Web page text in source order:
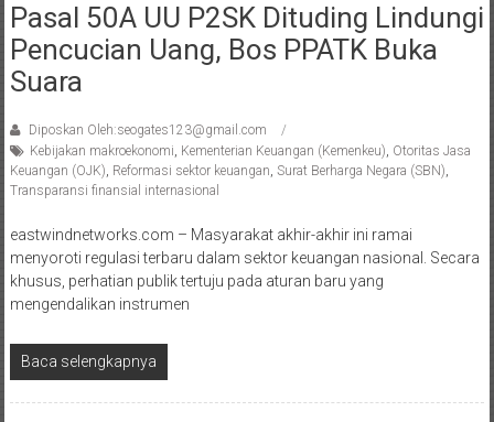
Pasal 50A UU P2SK Dituding Lindungi
Pencucian Uang, Bos PPATK Buka
Suara
Diposkan Oleh:seogates123@gmail.com
Kebijakan makroekonomi, Kementerian Keuangan (Kemenkeu), Otoritas Jasa
Keuangan (OJK), Reformasi sektor keuangan, Surat Berharga Negara (SBN),
Transparansi finansial internasional
eastwindnetworks.com – Masyarakat akhir-akhir ini ramai
menyoroti regulasi terbaru dalam sektor keuangan nasional. Secara
khusus, perhatian publik tertuju pada aturan baru yang
mengendalikan instrumen
Baca selengkapnya